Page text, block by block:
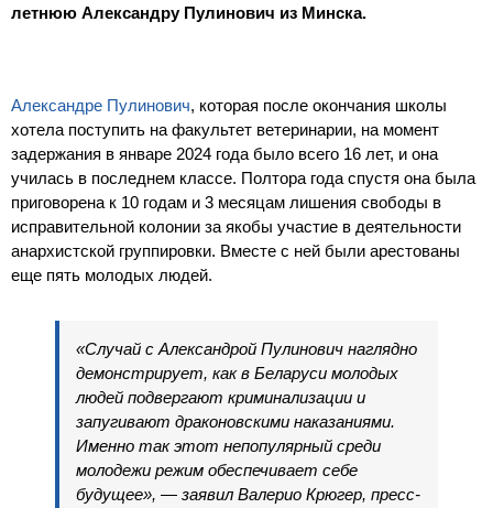
летнюю Александру Пулинович из Минска.
Александре Пулинович, которая после окончания школы
хотела поступить на факультет ветеринарии, на момент
задержания в январе 2024 года было всего 16 лет, и она
училась в последнем классе. Полтора года спустя она была
приговорена к 10 годам и 3 месяцам лишения свободы в
исправительной колонии за якобы участие в деятельности
анархистской группировки. Вместе с ней были арестованы
еще пять молодых людей.
«Случай с Александрой Пулинович наглядно
демонстрирует, как в Беларуси молодых
людей подвергают криминализации и
запугивают драконовскими наказаниями.
Именно так этот непопулярный среди
молодежи режим обеспечивает себе
будущее», — заявил Валерио Крюгер, пресс-